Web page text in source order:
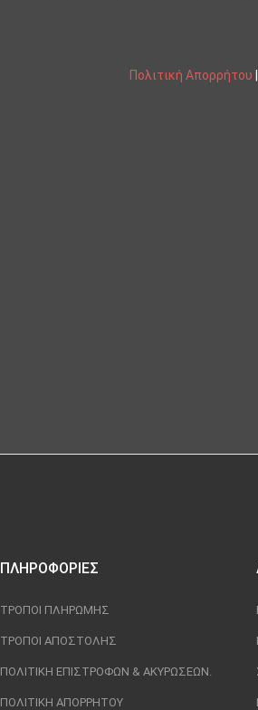
ΠΛΗΡΟΦΟΡΊΕΣ
ΤΡΌΠΟΙ ΠΛΗΡΩΜΉΣ
ΤΡΌΠΟΙ ΑΠΟΣΤΟΛΉΣ
ΠΟΛΙΤΙΚΉ ΕΠΙΣΤΡΟΦΏΝ & ΑΚΥΡΏΣΕΩΝ.
ΠΟΛΙΤΙΚΉ ΑΠΟΡΡΉΤΟΥ
Πολιτική Απορρήτου